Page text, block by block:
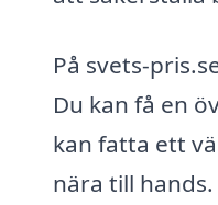
På svets-
Du kan få en
kan fatta ett
nära till hands.